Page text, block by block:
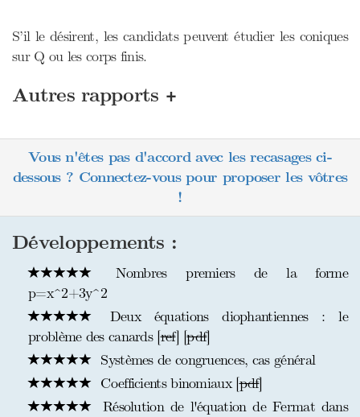
S’il le désirent, les candidats peuvent étudier les coniques
sur Q ou les corps finis.
Autres rapports +
Vous n'êtes pas d'accord avec les recasages ci-
dessous ? Connectez-vous pour proposer les vôtres
!
Développements :
Nombres premiers de la forme
p=x^2+3y^2
Deux équations diophantiennes : le
problème des canards [ref] [pdf]
Systèmes de congruences, cas général
Coefficients binomiaux [pdf]
Résolution de l'équation de Fermat dans